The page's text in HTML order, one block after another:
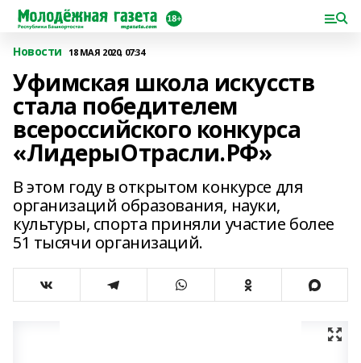
Новости 18 МАЯ 2020, 07:34
Уфимская школа искусств
стала победителем
всероссийского конкурса
«ЛидерыОтрасли.РФ»
В этом году в открытом конкурсе для
организаций образования, науки,
культуры, спорта приняли участие более
51 тысячи организаций.